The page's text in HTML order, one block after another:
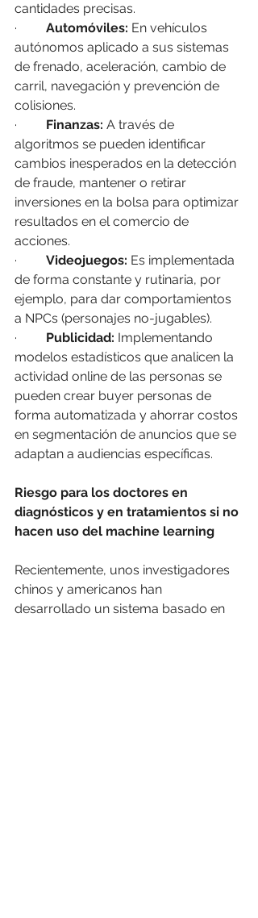
cantidades precisas.
· Automóviles: En vehículos
autónomos aplicado a sus sistemas
de frenado, aceleración, cambio de
carril, navegación y prevención de
colisiones.
· Finanzas: A través de
algoritmos se pueden identificar
cambios inesperados en la detección
de fraude, mantener o retirar
inversiones en la bolsa para optimizar
resultados en el comercio de
acciones.
· Videojuegos: Es implementada
de forma constante y rutinaria, por
ejemplo, para dar comportamientos
a NPCs (personajes no-jugables).
· Publicidad: Implementando
modelos estadísticos que analicen la
actividad online de las personas se
pueden crear buyer personas de
forma automatizada y ahorrar costos
en segmentación de anuncios que se
adaptan a audiencias específicas.
Riesgo para los doctores en
diagnósticos y en tratamientos si no
hacen uso del machine learning
Recientemente, unos investigadores
chinos y americanos han
desarrollado un sistema basado en